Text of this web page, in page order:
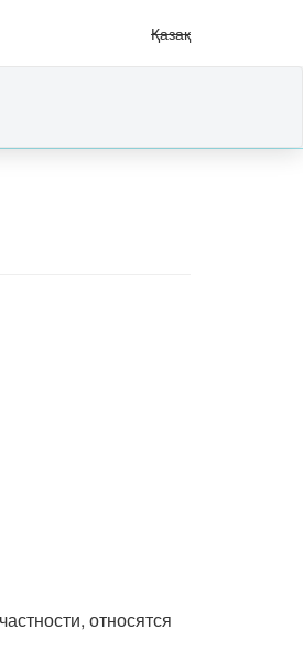
Қазақ
относятся